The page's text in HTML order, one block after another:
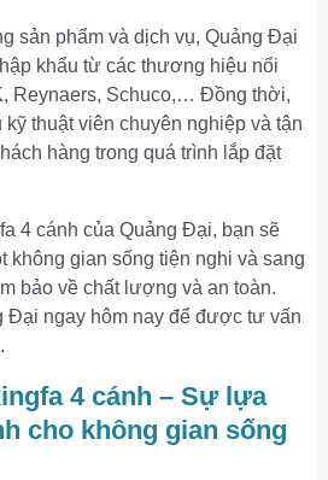
sản phẩm và dịch vụ, Quảng Đại
khẩu từ các thương hiệu nổi
Reynaers, Schuco,… Đồng thời,
thuật viên chuyên nghiệp và tận
hàng trong quá trình lắp đặt
4 cánh của Quảng Đại, bạn sẽ
không gian sống tiện nghi và sang
bảo về chất lượng và an toàn.
Đại ngay hôm nay để được tư vấn
4 cánh – Sự lựa
cho không gian sống